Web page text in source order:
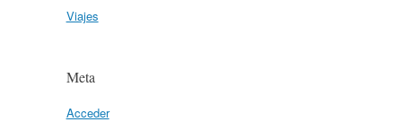
Viajes
Meta
Acceder